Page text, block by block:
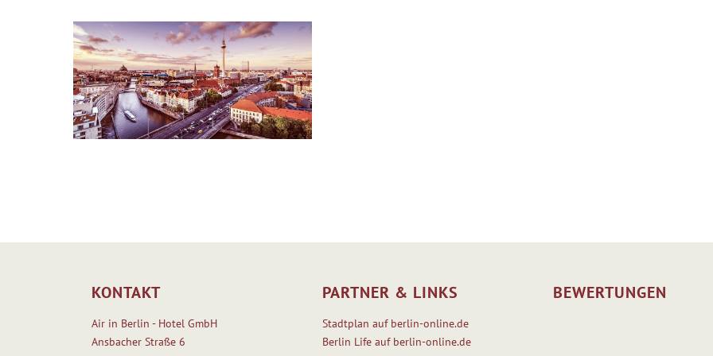
KONTAKT
Air in Berlin - Hotel GmbH
Ansbacher Straße 6
PARTNER & LINKS
Stadtplan auf berlin-online.de
Berlin Life auf berlin-online.de
BEWERTUNGEN